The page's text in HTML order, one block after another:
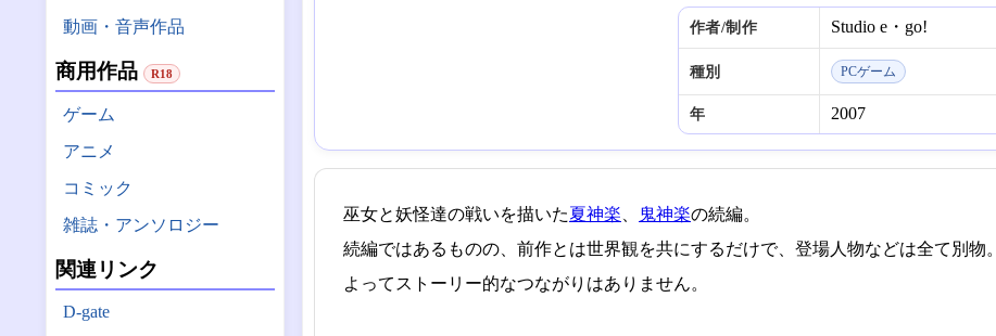
動画・音声作品
商用作品 R18
ゲーム
アニメ
コミック
雑誌・アンソロジー
関連リンク
D-gate
作者/制作 Studio e・go!
種別 PCゲーム
年 2007
巫女と妖怪達の戦いを描いた夏神楽 鬼神楽の続編。
続編ではあるものの、前作とは世界観を共にするだけで、登場人物などは全て別物。
よってストーリー的なつながりはありません。